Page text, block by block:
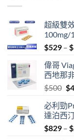
超級雙
100mg/
$529 – $
偉哥
西地那
$500 $
必利勁
達泊西
$829 – $